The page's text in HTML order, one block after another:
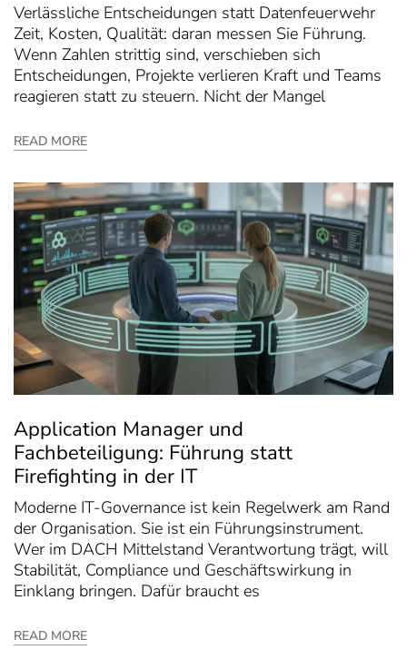
Verlässliche Entscheidungen statt Datenfeuerwehr
Zeit, Kosten, Qualität: daran messen Sie Führung.
Wenn Zahlen strittig sind, verschieben sich
Entscheidungen, Projekte verlieren Kraft und Teams
reagieren statt zu steuern. Nicht der Mangel
READ MORE
Application Manager und
Fachbeteiligung: Führung statt
Firefighting in der IT
Moderne IT-Governance ist kein Regelwerk am Rand
der Organisation. Sie ist ein Führungsinstrument.
Wer im DACH Mittelstand Verantwortung trägt, will
Stabilität, Compliance und Geschäftswirkung in
Einklang bringen. Dafür braucht es
READ MORE